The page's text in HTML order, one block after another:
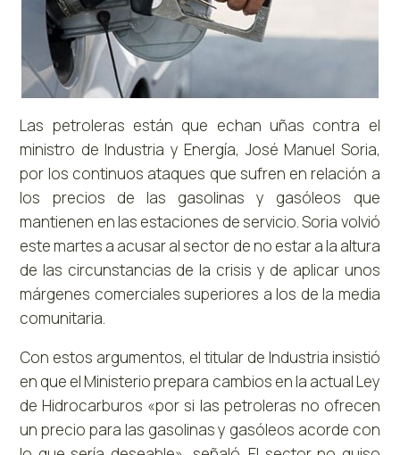
Las petroleras están que echan uñas contra el
ministro de Industria y Energía, José Manuel Soria,
por los continuos ataques que sufren en relación a
los precios de las gasolinas y gasóleos que
mantienen en las estaciones de servicio. Soria volvió
este martes a acusar al sector de no estar a la altura
de las circunstancias de la crisis y de aplicar unos
márgenes comerciales superiores a los de la media
comunitaria.
Con estos argumentos, el titular de Industria insistió
en que el Ministerio prepara cambios en la actual Ley
de Hidrocarburos «por si las petroleras no ofrecen
un precio para las gasolinas y gasóleos acorde con